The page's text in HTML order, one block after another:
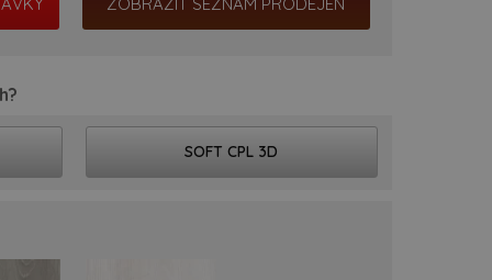
ZOBRAZIT SEZNAM PRODEJEN
SOFT CPL 3D